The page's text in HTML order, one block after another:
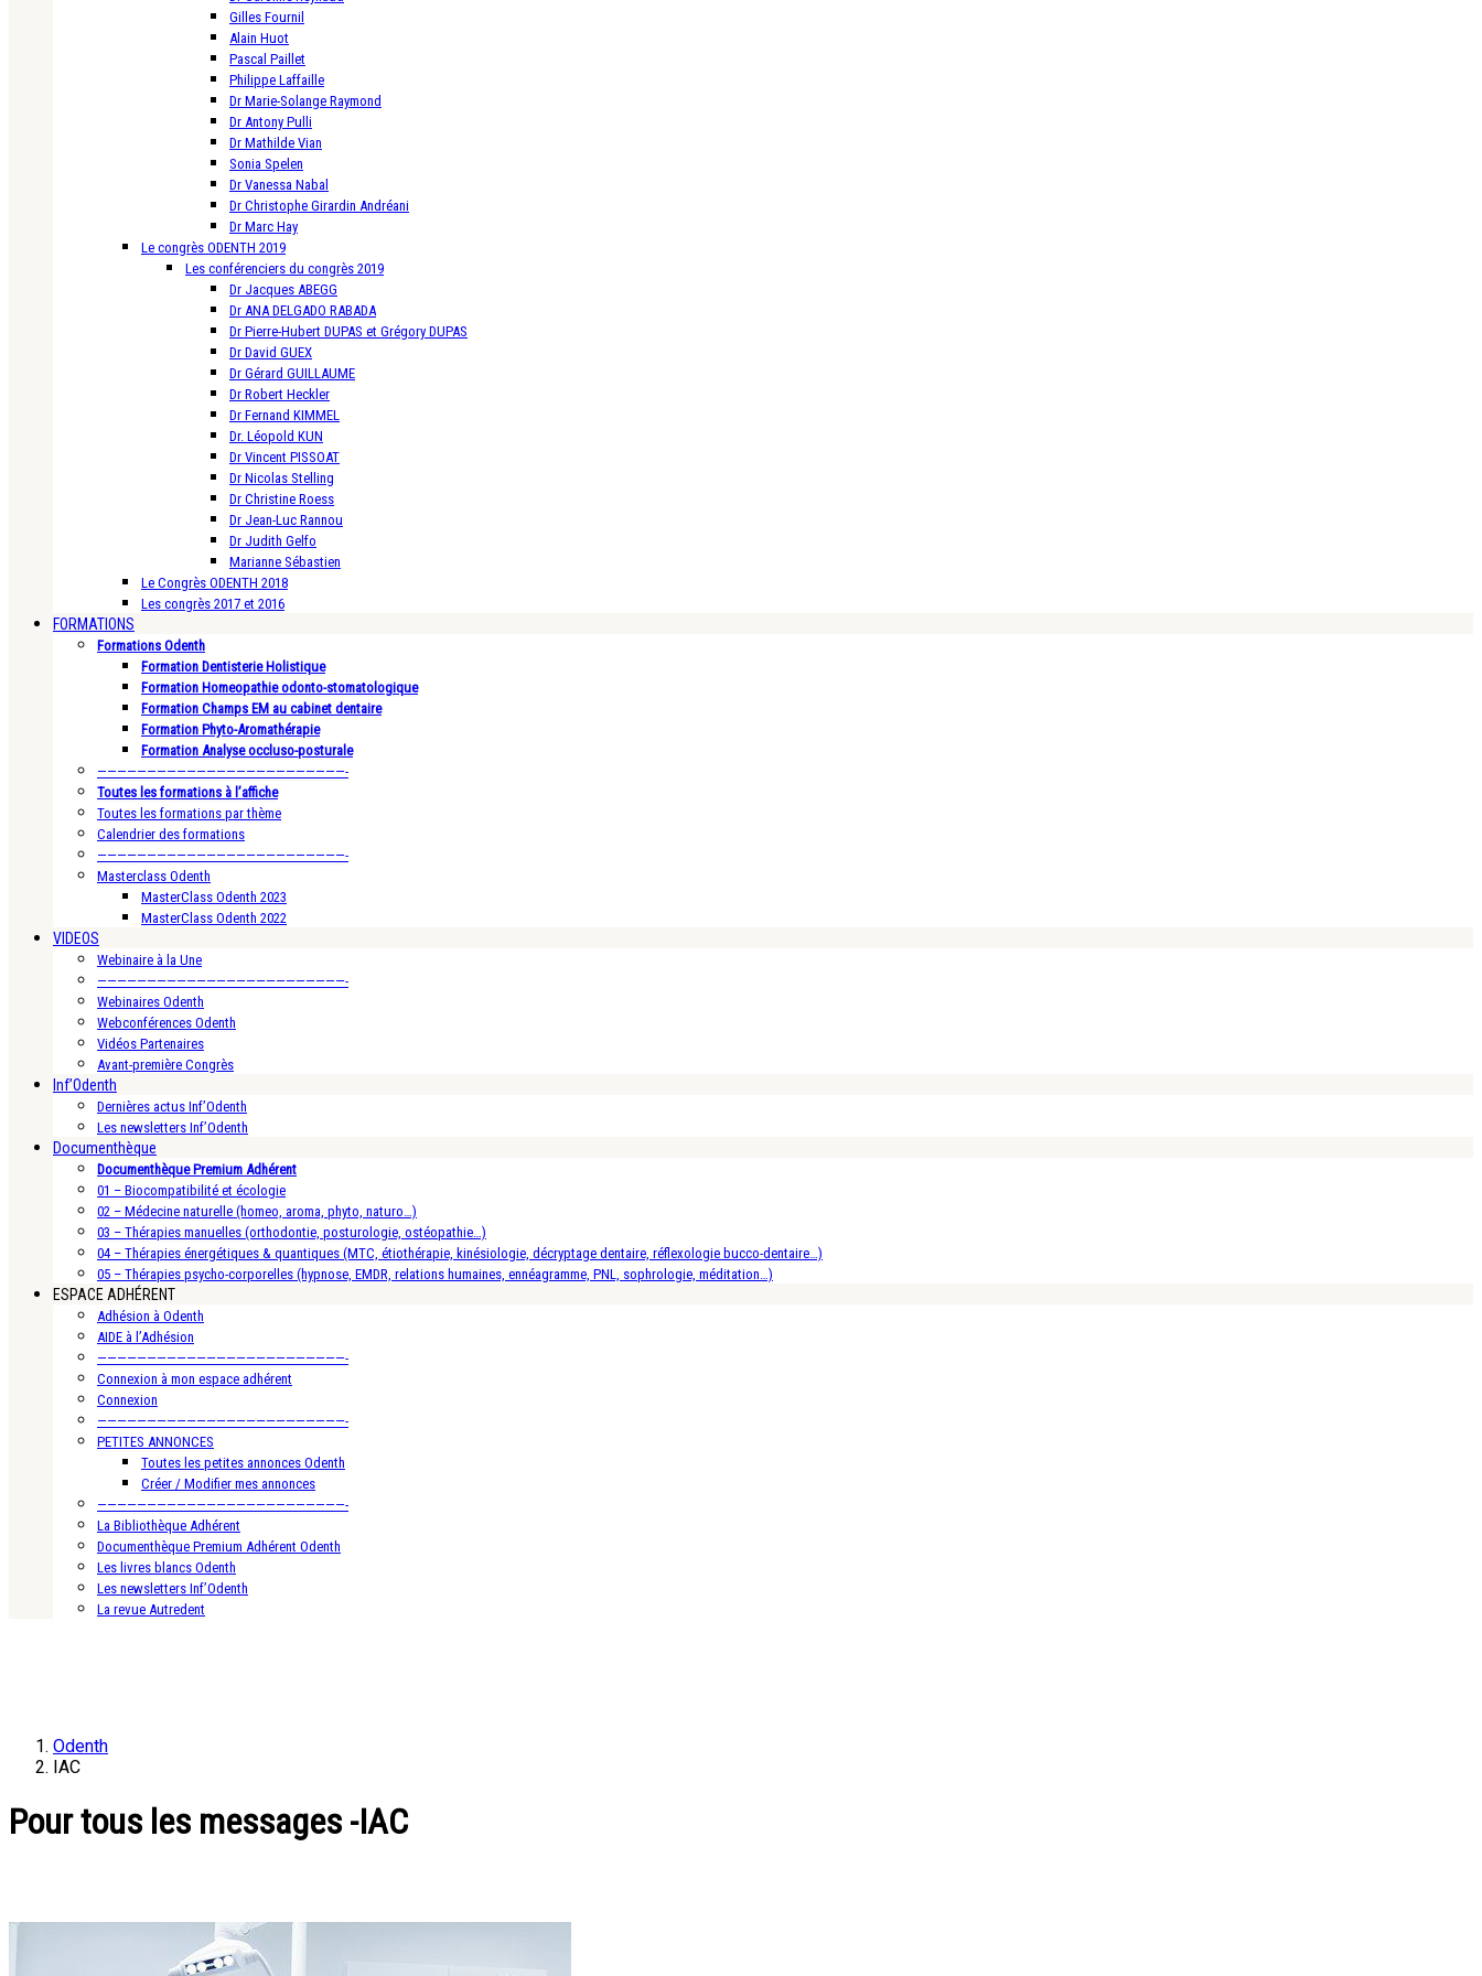
Gilles Fournil
Alain Huot
Pascal Paillet
Philippe Laffaille
Dr Marie-Solange Raymond
Dr Antony Pulli
Dr Mathilde Vian
Sonia Spelen
Dr Vanessa Nabal
Dr Christophe Girardin Andréani
Dr Marc Hay
Le congrès ODENTH 2019
Les conférenciers du congrès 2019
Dr Jacques ABEGG
Dr ANA DELGADO RABADA
Dr Pierre-Hubert DUPAS et Grégory DUPAS
Dr David GUEX
Dr Gérard GUILLAUME
Dr Robert Heckler
Dr Fernand KIMMEL
Dr. Léopold KUN
Dr Vincent PISSOAT
Dr Nicolas Stelling
Dr Christine Roess
Dr Jean-Luc Rannou
Dr Judith Gelfo
Marianne Sébastien
Le Congrès ODENTH 2018
Les congrès 2017 et 2016
FORMATIONS
Formations Odenth
Formation Dentisterie Holistique
Formation Homeopathie odonto-stomatologique
Formation Champs EM au cabinet dentaire
Formation Phyto-Aromathérapie
Formation Analyse occluso-posturale
—————————————————————————-
Toutes les formations à l’affiche
Toutes les formations par thème
Calendrier des formations
—————————————————————————-
Masterclass Odenth
MasterClass Odenth 2023
MasterClass Odenth 2022
VIDEOS
Webinaire à la Une
—————————————————————————-
Webinaires Odenth
Webconférences Odenth
Vidéos Partenaires
Avant-première Congrès
Inf’Odenth
Dernières actus Inf’Odenth
Les newsletters Inf’Odenth
Documenthèque
Documenthèque Premium Adhérent
01 – Biocompatibilité et écologie
02 – Médecine naturelle (homeo, aroma, phyto, naturo…)
03 – Thérapies manuelles (orthodontie, posturologie, ostéopathie…)
04 – Thérapies énergétiques & quantiques (MTC, étiothérapie, kinésiologie, décryptage dentaire, réflexologie bucco-dentaire…)
05 – Thérapies psycho-corporelles (hypnose, EMDR, relations humaines, ennéagramme, PNL, sophrologie, méditation…)
ESPACE ADHÉRENT
Adhésion à Odenth
AIDE à l’Adhésion
—————————————————————————-
Connexion à mon espace adhérent
Connexion
—————————————————————————-
PETITES ANNONCES
Toutes les petites annonces Odenth
Créer / Modifier mes annonces
—————————————————————————-
La Bibliothèque Adhérent
Documenthèque Premium Adhérent Odenth
Les livres blancs Odenth
Les newsletters Inf’Odenth
La revue Autredent
Odenth
IAC
Pour tous les messages -IAC